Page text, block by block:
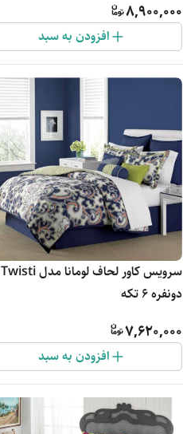
8,900,000
افزودن به سبد
سرویس کاور لحاف لومانا مدل Twisti
دونفره ۶ تکه
7,620,000
افزودن به سبد